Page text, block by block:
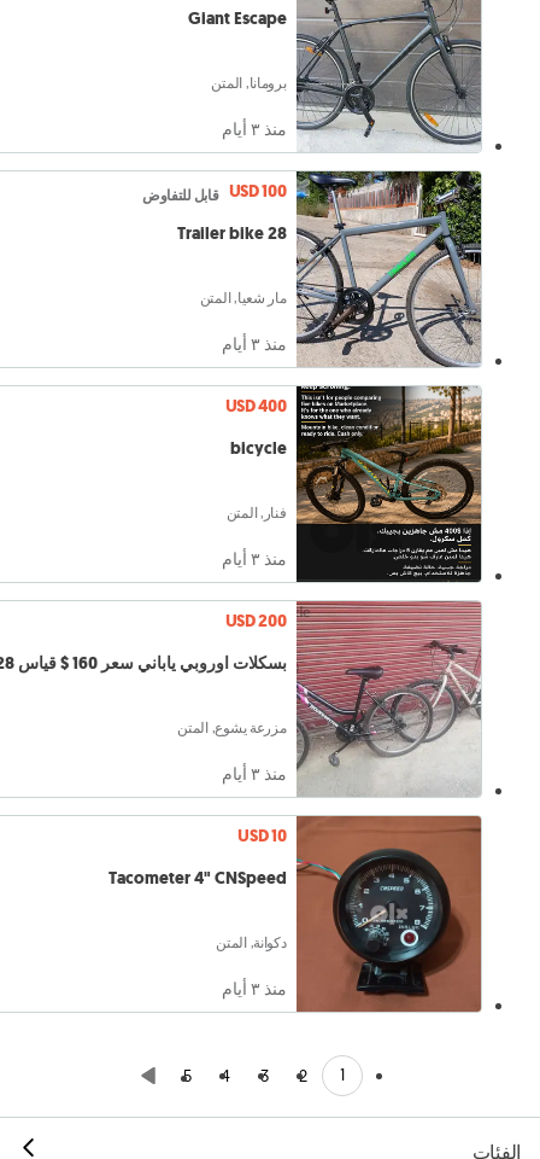
Giant Escape
برومانا, المتن
منذ ٣ أيام
USD 100 قابل للتفاوض
Trailer bike 28
مار شعيا, المتن
منذ ٣ أيام
USD 400
bicycle
فنار, المتن
منذ ٣ أيام
USD 200
بسكلات اوروبي ياباني سعر 160 $ قياس 28
مزرعة يشوع, المتن
منذ ٣ أيام
USD 10
Tacometer 4" CNSpeed
دكوانة, المتن
منذ ٣ أيام
1
2
3
4
5
الفئات